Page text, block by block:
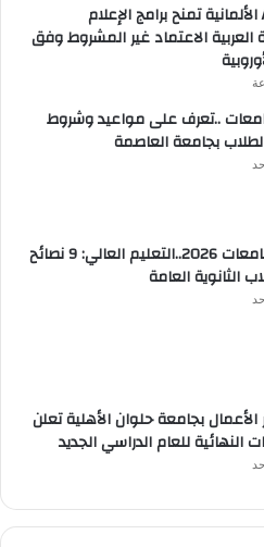
هيئة AQAS الألمانية تمنح برامج الإعلام
العربية الاعتماد غير المشروط وفق
..تعرف على مواعيد وشروط
لطلاب بجامعة العاصمة
تنسيق الجامعات 2026..التعليم العالي: 9 نصائح
الثانوية العامة
الأعمال بجامعة حلوان الأهلية تعلن
النهائية للعام الدراسي الجديد